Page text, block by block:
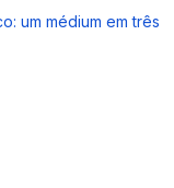
um médium em três